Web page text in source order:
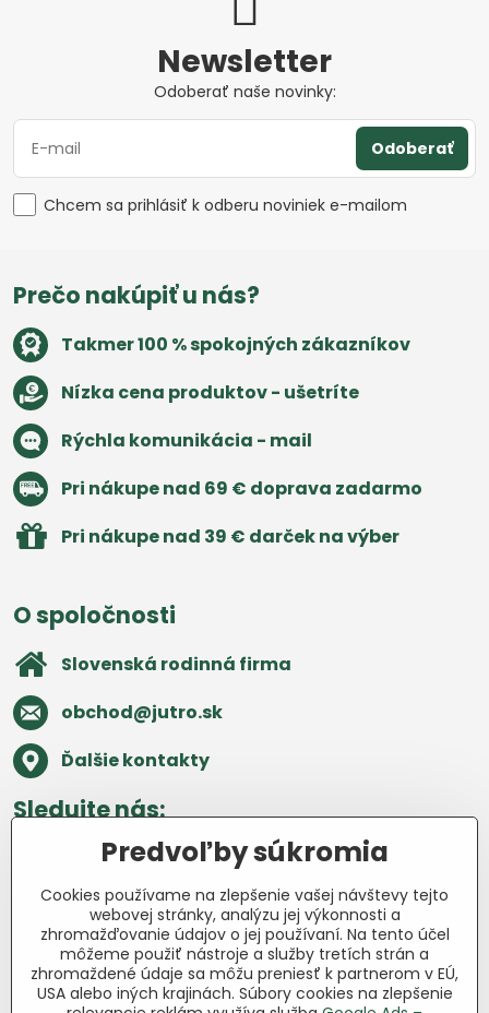
Newsletter
Odoberať naše novinky:
Odoberať
Chcem sa prihlásiť k odberu noviniek e-mailom
Prečo nakúpiť u nás?
Takmer 100 % spokojných zákazníkov
Nízka cena produktov - ušetríte
Rýchla komunikácia - mail
Pri nákupe nad 69 € doprava zadarmo
Pri nákupe nad 39 € darček na výber
O spoločnosti
Slovenská rodinná firma
obchod​@jutro​.sk
Ďalšie kontakty
Sledujte nás:
Facebook Pinterest Instagram Blog
Všetko o nákupe
Ďakujeme za podporu
Predvoľby súkromia
Cookies používame na zlepšenie vašej návštevy tejto
webovej stránky, analýzu jej výkonnosti a
zhromažďovanie údajov o jej používaní. Na tento účel
môžeme použiť nástroje a služby tretích strán a
zhromaždené údaje sa môžu preniesť k partnerom v EÚ,
USA alebo iných krajinách. Súbory cookies na zlepšenie